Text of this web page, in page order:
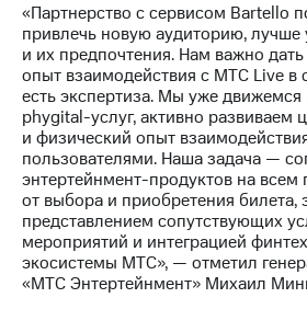
Акционерный
капитал
Контроль
и
аудит
Рынок
акций
Описание
Программа
приобретения
Порядок
выкупа
акций
«Партнерство с сервисом Bartello
привлечь новую аудиторию, лучше
и их предпочтения. Нам важно
опыт взаимодействия с МТС Live в
есть экспертиза. Мы уже движемся
phygital-услуг, активно развиваем
и физический опыт
пользователями. Наша задача —
энтертейнмент-продуктов на всем
от выбора и приобретения билета,
представлением сопутствующих
мероприятий и интеграцией
экосистемы МТС», — отметил
«МТС Энтертейнмент» Михаил